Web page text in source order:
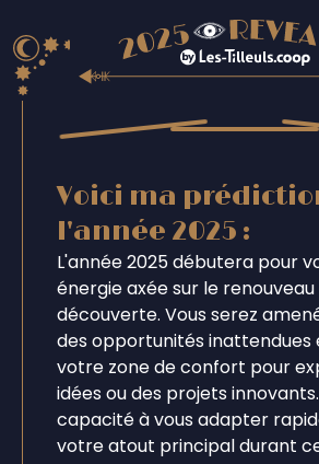
Voici ma
l'année 2025 :
L'année 2025 débutera pour
énergie axée sur le
découverte. Vous serez
des opportunités inattendues
votre zone de confort pour
idées ou des projets
capacité à vous adapter
votre atout principal durant